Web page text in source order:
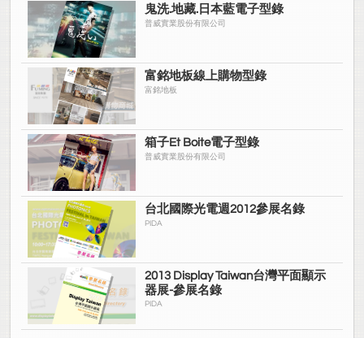
鬼洗.地藏.日本藍電子型錄
普威實業股份有限公司
富銘地板線上購物型錄
富銘地板
箱子Et Boite電子型錄
普威實業股份有限公司
台北國際光電週2012參展名錄
PIDA
2013 Display Taiwan台灣平面顯示
器展-參展名錄
PIDA